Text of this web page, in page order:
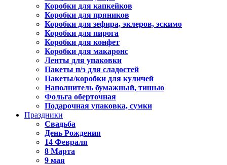
Коробки для капкейков
Коробки для пряников
Коробки для зефира, эклеров, эскимо
Коробки для пирога
Коробки для конфет
Коробки для макаронс
Ленты для упаковки
Пакеты п/э для сладостей
Пакеты/коробки для куличей
Наполнитель бумажный, тишью
Фольга оберточная
Подарочная упаковка, сумки
Праздники
Свадьба
День Рождения
14 Февраля
8 Марта
9 мая